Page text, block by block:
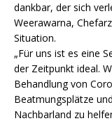
dankbar, der sich
Weerawarna,
Situation.
„Für uns ist es eine
der Zeitpunkt ideal.
Behandlung von
Beatmungsplätze
Nachbarland zu